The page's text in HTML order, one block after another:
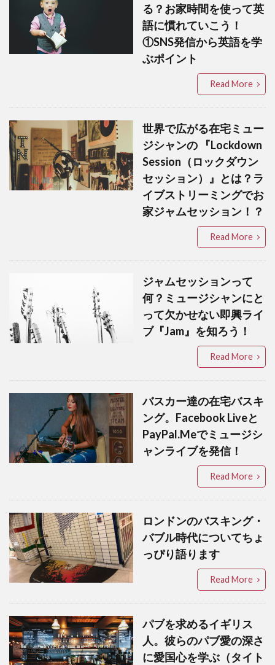
る？お家時間を使って英
語に慣れていこう！
①SNS発信から英語を学
ぶポイント
Read More
世界で広がる在宅ミュー
ジシャンの 『Lockdown
Session（ロックダウン
セッション）』とは？ラ
イブストリーミングでお
家ジャムセッション！？
Read More
ジャムセッションって
何？ミュージシャンにと
って欠かせない即興ライ
ブ『Jam』を知ろう！
Read More
バスカー達の在宅バスキ
ング。Facebook Liveと
PayPal.Meでミュージシ
ャンライブを発信！
Read More
ロンドンのバスキング・
バブル時代についてちょ
っぴり語ります
Read More
パブを求めるイギリス
人。彼らのパブ愛の深さ
に愛国心を学ぶ（タイト